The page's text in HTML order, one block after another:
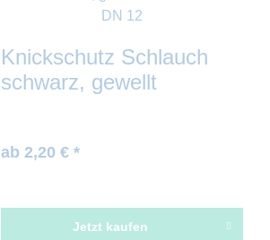
Knickschutz Schlauch
schwarz, gewellt
ab 2,20 € *
Jetzt kaufen